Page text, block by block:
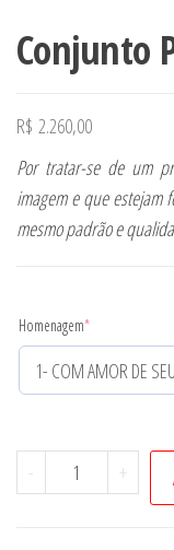
Conjunto
R$ 2.260,00
Por tratar-se de um
imagem e que estejam
mesmo padrão e
Homenagem*
-
Conjunto
Paris
+